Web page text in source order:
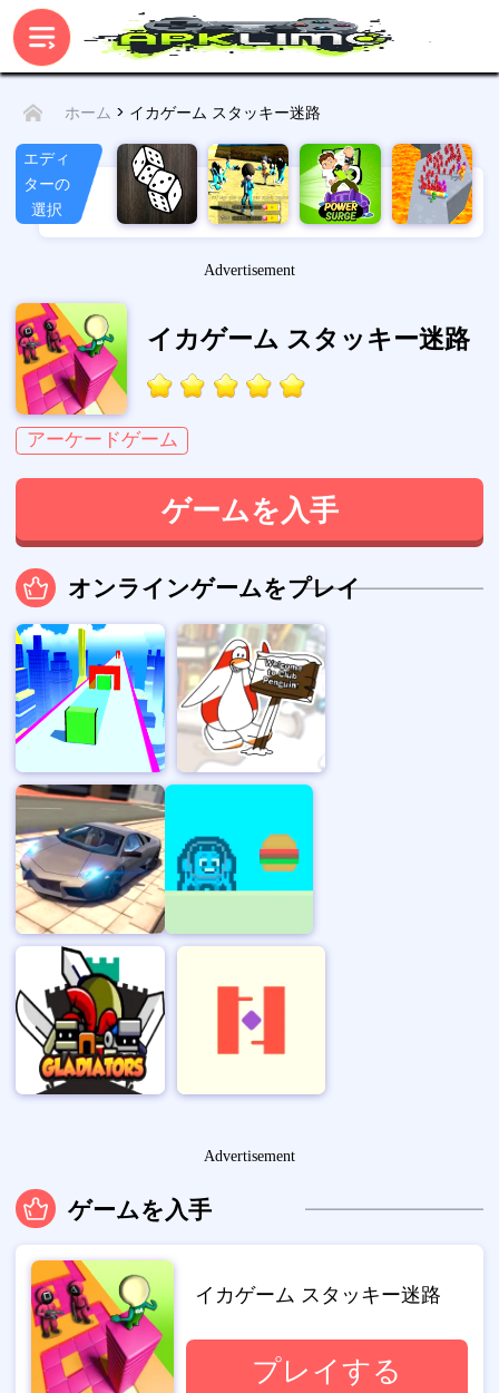
ホーム > イカゲーム スタッキー迷路
エディ
ターの
選択
イカゲーム スタッキー迷路
アーケードゲーム
ゲームを入手
Advertisement
オンラインゲームをプレイ
Advertisement
ゲームを入手
イカゲーム スタッキー迷路
プレイする